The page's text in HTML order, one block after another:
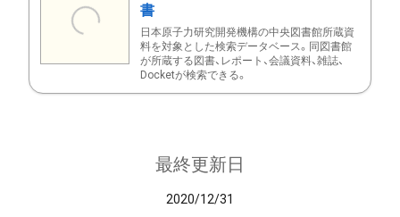
書
日本原子力研究開発機構の中央図書館所蔵資
料を対象とした検索データベース。同図書館
が所蔵する図書、レポート、会議資料、雑誌、
Docketが検索できる。
最終更新日
2020/12/31